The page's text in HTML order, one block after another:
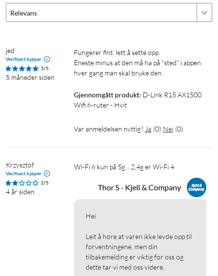
Relevans
jed
Verifisert kjøper
5/5
5 måneder siden
Fungerer fint. lett å sette opp.
Eneste minus at den må ha på "sted" i appen
hver gang man skal bruke den.
Gjennomgått produkt: D-Link R15 AX1500
Wifi 6-ruter - Hvit
Var anmeldelsen nyttig? Ja (0) Nei (0)
Krzysztof
Verifisert kjøper
2/5
4 år siden
Wi-Fi 6 kun på 5g... 2,4g er Wi-Fi 4
Thor S - Kjell & Company
Hei
Leit å høre at varen ikke levde opp til
forventningene, men din
tilbakemelding er viktig for oss og
dette tar vi med oss videre.